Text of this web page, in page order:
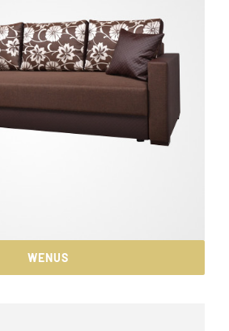
WENUS